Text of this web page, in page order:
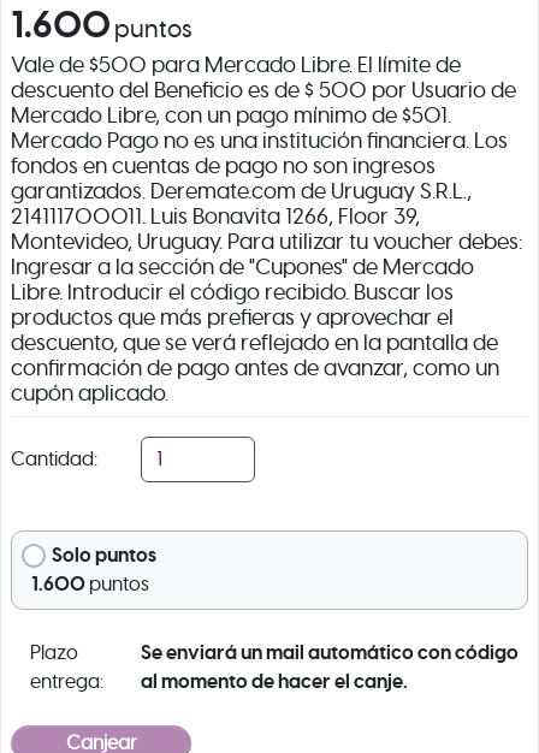
1.600 puntos
Vale de $500 para Mercado Libre. El límite de
descuento del Beneficio es de $ 500 por Usuario de
Mercado Libre, con un pago mínimo de $501.
Mercado Pago no es una institución financiera. Los
fondos en cuentas de pago no son ingresos
garantizados. Deremate.com de Uruguay S.R.L.,
214111700011. Luis Bonavita 1266, Floor 39,
Montevideo, Uruguay. Para utilizar tu voucher debes:
Ingresar a la sección de "Cupones" de Mercado
Libre. Introducir el código recibido. Buscar los
productos que más prefieras y aprovechar el
descuento, que se verá reflejado en la pantalla de
confirmación de pago antes de avanzar, como un
cupón aplicado.
Cantidad:
Solo puntos
1.600 puntos
Plazo
entrega:
Se enviará un mail automático con código
al momento de hacer el canje.